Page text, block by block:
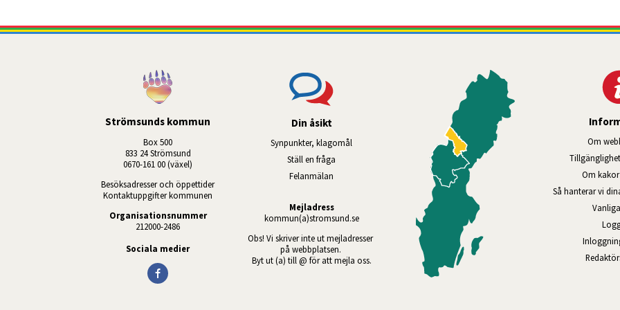
Strömsunds kommun
Box 500
833 24 Strömsund
0670-161 00 (växel)
Besöksadresser och öppettider
Kontaktuppgifter kommunen
Organisationsnummer
212000-2486
Sociala medier
Din åsikt
Synpunkter, klagomål
Ställ en fråga
Felanmälan
Mejladress
kommun(a)stromsund.se
Obs! Vi skriver inte ut mejladresser
på webbplatsen.
Byt ut (a) till @ för att mejla oss.
Om
Om
Så hanterar vi